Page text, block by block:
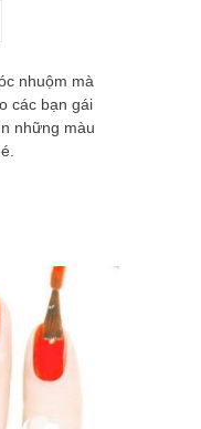
nhuộm mà
các bạn gái
những màu